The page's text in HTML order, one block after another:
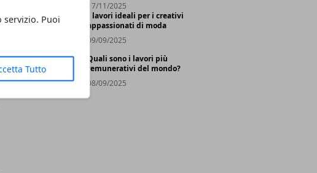
Puoi
Tutto
17/11/2025
I lavori ideali per i creativi
appassionati di moda
09/09/2025
Quali sono i lavori più
remunerativi del mondo?
08/09/2025